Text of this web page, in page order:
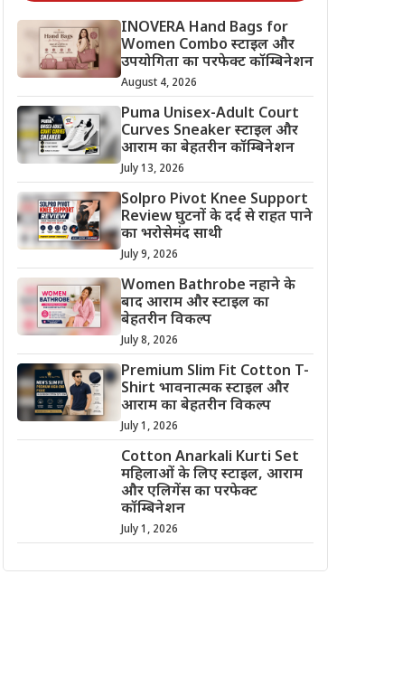
INOVERA Hand Bags for
Women Combo स्टाइल और
उपयोगिता का परफेक्ट कॉम्बिनेशन
August 4, 2026
Puma Unisex-Adult Court
Curves Sneaker स्टाइल और
आराम का बेहतरीन कॉम्बिनेशन
July 13, 2026
Solpro Pivot Knee Support
Review घुटनों के दर्द से राहत पाने
का भरोसेमंद साथी
July 9, 2026
Women Bathrobe नहाने के
बाद आराम और स्टाइल का
बेहतरीन विकल्प
July 8, 2026
Premium Slim Fit Cotton T-
Shirt भावनात्मक स्टाइल और
आराम का बेहतरीन विकल्प
July 1, 2026
Cotton Anarkali Kurti Set
महिलाओं के लिए स्टाइल, आराम
और एलिगेंस का परफेक्ट
कॉम्बिनेशन
July 1, 2026